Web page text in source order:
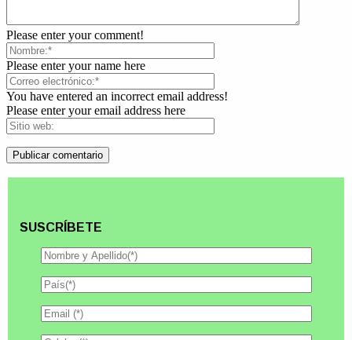
Please enter your comment!
Please enter your name here
You have entered an incorrect email address!
Please enter your email address here
SUSCRÍBETE